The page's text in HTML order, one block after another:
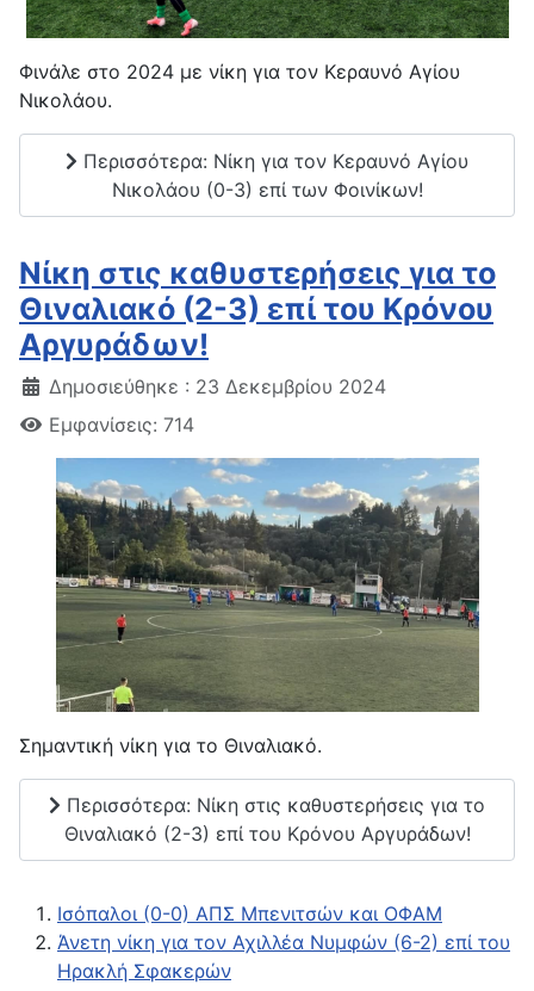
Φινάλε στο 2024 με νίκη για τον Κεραυνό Αγίου
Νικολάου.
Περισσότερα: Νίκη για τον Κεραυνό Αγίου
Νικολάου (0-3) επί των Φοινίκων!
Νίκη στις καθυστερήσεις για το
Θιναλιακό (2-3) επί του Κρόνου
Αργυράδων!
Δημοσιεύθηκε : 23 Δεκεμβρίου 2024
Εμφανίσεις: 714
Σημαντική νίκη για το Θιναλιακό.
Περισσότερα: Νίκη στις καθυστερήσεις για το
Θιναλιακό (2-3) επί του Κρόνου Αργυράδων!
Ισόπαλοι (0-0) ΑΠΣ Μπενιτσών και ΟΦΑΜ
Άνετη νίκη για τον Αχιλλέα Νυμφών (6-2) επί του
Ηρακλή Σφακερών